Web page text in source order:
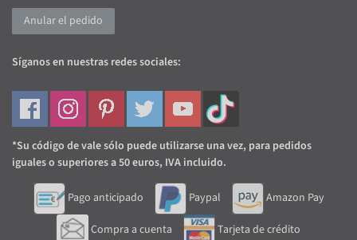
Anular el pedido
Síganos en nuestras redes sociales:
*Su código de vale sólo puede utilizarse una vez, para pedidos
iguales o superiores a 50 euros, IVA incluido.
Pago anticipado Paypal
Amazon Pay
Compra a cuenta
Tarjeta de crédito